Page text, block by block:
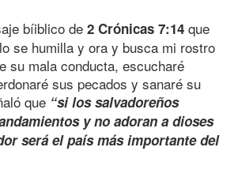
bíiblico de 2 Crónicas 7:14 que
se humilla y ora y busca mi rostro
su mala conducta, escucharé
sus pecados y sanaré su
que “si los salvadoreños
y no adoran a dioses
será el país más importante del